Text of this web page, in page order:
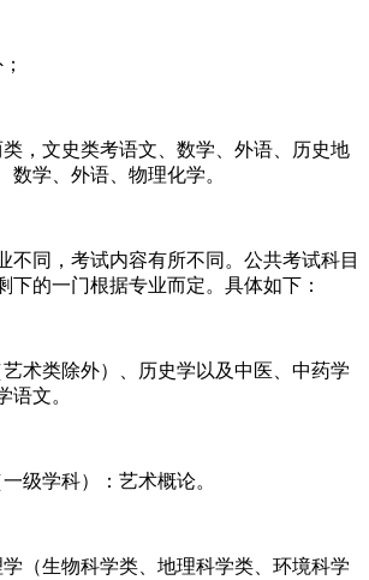
，文史类考语文、数学、外语、历史地
数学、外语、物理化学。
不同，考试内容有所不同。公共考试科目
下的一门根据专业而定。具体如下：
艺术类除外）、历史学以及中医、中药学
语文。
学科）：艺术概论。
生物科学类、地理科学类、环境科学